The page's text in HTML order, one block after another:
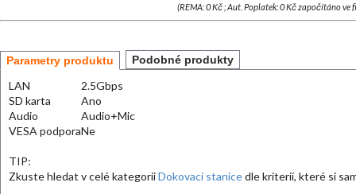
(REMA: 0 Kč ; Aut. Poplatek: 0 Kč započítáno
Parametry produktu Podobné produkty
LAN
2.5Gbps
SD karta
Ano
Audio
Audio+Mic
VESA podporaNe
TIP:
Zkuste hledat v celé kategoriiDokovací stanicedle kriterií, které si